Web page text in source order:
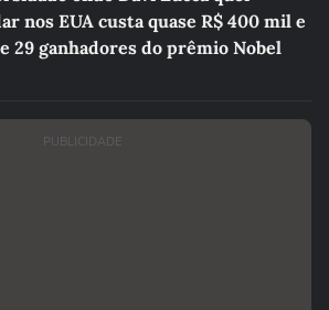
nos EUA custa quase R$ 400 mil e
29 ganhadores do prêmio Nobel
PUBLICIDADE